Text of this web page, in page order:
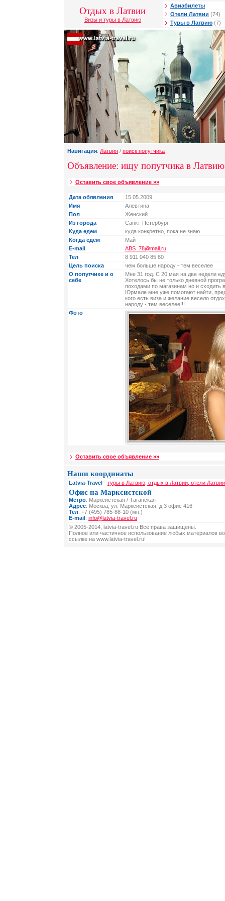
Отдых в Латвии
Визы и туры в Латвию
Авиабилеты
Отели Латвии (74)
Туры в Латвию (7)
Навигация: Латвия / поиск попутчика
Объявление: ищу попутчика в Латвию
Оставить свое объявление »»
Дата обявления
15.05.2009
Имя
Алевтина
Пол
Женский
Из города
Санкт-Петербург
Куда едем
куда конкретно, пока не знаю
Когда едем
Май
E-mail
ABS_78@mail.ru
Тел
8 911 040 85 60
Цель поиска
чем больше народу - тем веселее
О попутчике и о
себе
Мне 31 год. С 20 мая на две недели
Хотелось бы не только дневной
походами по магазинам но и сходить
Юрмале мне уже помогают найти,
кого есть виза и желание весело
народу - тем веселее!!!
Фото
Оставить свое объявление »»
Наши координаты
Latvia-Travel - туры в Латвию, отдых в Латвии, отели
Офис на Марксистской
Метро: Марксистская / Таганская
Адрес: Москва, ул. Марксистская, д 3 офис 416
Тел: +7 (495) 785-88-10 (мн.)
E-mail: info@latvia-travel.ru
© 2005-2014, latvia-travel.ru Все права защищены.
Полное или частичное использование любых материалов
ссылке на www.latvia-travel.ru!